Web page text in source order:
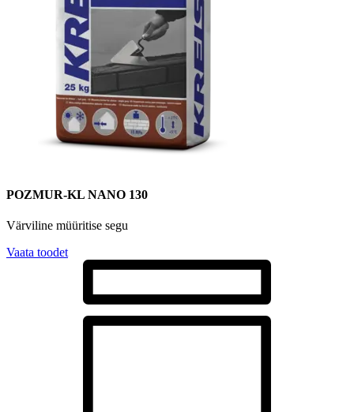
POZMUR-KL NANO 130
Värviline müüritise segu
Vaata toodet